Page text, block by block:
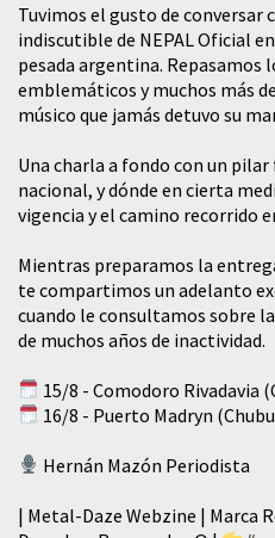
Tuvimos el gusto de
indiscutible de NEPAL Oficial
pesada argentina. Repasamos
emblemáticos y muchos más
músico que jamás detuvo su
​Una charla a fondo con un
nacional, y dónde en cierta
vigencia y el camino recorrido
Mientras preparamos la
te compartimos un adelanto
cuando le consultamos sobre
de muchos años de inactividad.
15/8 - Comodoro Rivadavia
16/8 - Puerto Madryn
Hernán Mazón Periodista
| Metal-Daze Webzine | Marca